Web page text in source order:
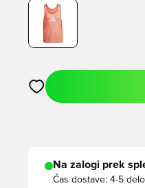
Odpre Modal za prijavo
Na zalogi prek
Čas dostave: 4-5